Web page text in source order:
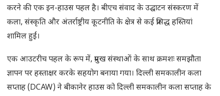
करने की एक इन-हाउस पहल है। बीएच संवाद के उद्घाटन संस्करण में
कला, संस्कृति और अंतर्राष्ट्रीय कूटनीति के क्षेत्र से कई प्रसिद्ध हस्तियां
शामिल हुईं।
एक आउटरीच पहल के रूप में, प्रमुख संस्थाओं के साथ क्रमशः समझौता
ज्ञापन पर हस्ताक्षर करके सहयोग बनाया गया। दिल्ली समकालीन कला
सप्ताह (DCAW) ने बीकानेर हाउस को दिल्ली समकालीन कला सप्ताह के